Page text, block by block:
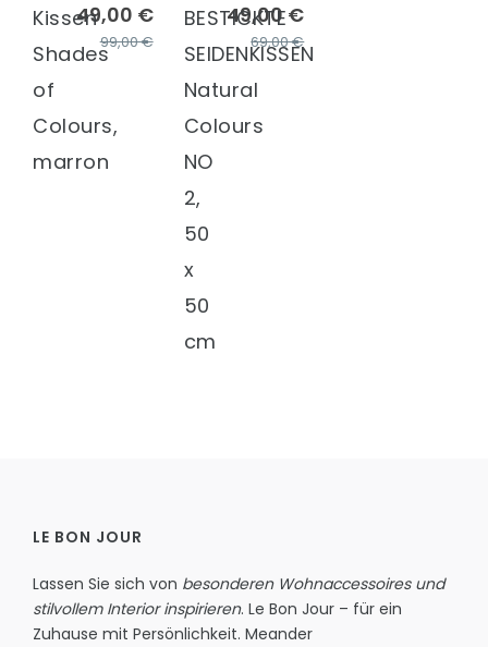
49,00 €
99,00 €
Kissen
Shades
of
Colours,
marron
49,00 €
69,00 €
BESTICKTE
SEIDENKISSEN
Natural
Colours
NO
2,
50
x
50
cm
LE BON JOUR
Lassen Sie sich von besonderen Wohnaccessoires und
stilvollem Interior inspirieren. Le Bon Jour – für ein
Zuhause mit Persönlichkeit. Meander